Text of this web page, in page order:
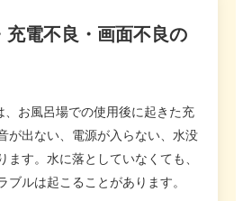
充電不良・画面不良の
、お風呂場での使用後に起きた充
が出ない、電源が入らない、水没
ます。水に落としていなくても、
ブルは起こることがあります。